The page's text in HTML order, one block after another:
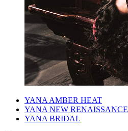
YANA AMBER HEAT
YANA NEW RENAISSANCE
YANA BRIDAL